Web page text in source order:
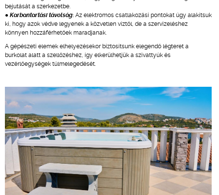
bejutását a szerkezetbe.
● Karbantartási távolság: Az elektromos csatlakozási pontokat úgy alakítsuk
ki, hogy azok védve legyenek a közvetlen víztől, de a szervizeléshez
könnyen hozzáférhetőek maradjanak.
A gépészeti elemek elhelyezésekor biztosítsunk elegendő légteret a
burkolat alatt a szellőzéshez, így elkerülhetjük a szivattyúk és
vezérlőegységek túlmelegedését.